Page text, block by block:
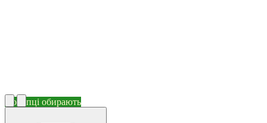
Покупці обирають